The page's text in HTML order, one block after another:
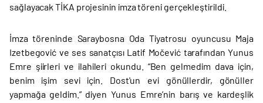
sağlayacak TİKA projesinin imza töreni gerçekleştirildi.
İmza töreninde Saraybosna Oda Tiyatrosu oyuncusu Maja
Izetbegović ve ses sanatçısı Latif Močević tarafından Yunus
Emre şiirleri ve ilahileri okundu. “Ben gelmedim dava için,
benim işim sevi için. Dost'un evi gönüllerdir, gönüller
yapmağa geldim.” diyen Yunus Emre’nin barış ve kardeşlik